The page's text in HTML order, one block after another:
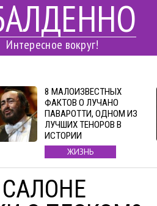
Интересное вокруг!
8 МАЛОИЗВЕСТНЫХ
ФАКТОВ О ЛУЧАНО
ПАВАРОТТИ, ОДНОМ ИЗ
ЛУЧШИХ ТЕНОРОВ В
ИСТОРИИ
ЖИЗНЬ